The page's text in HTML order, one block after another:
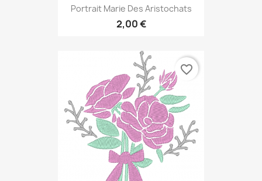
Portrait Marie Des Aristochats
2,00 €
favorite_border